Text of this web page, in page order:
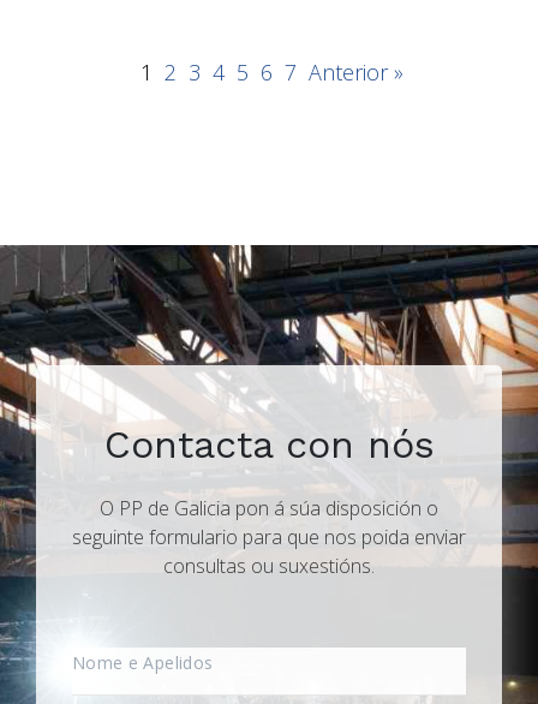
1 2 3 4 5 6 7 Anterior »
Contacta con nós
O PP de Galicia pon á súa disposición o
seguinte formulario para que nos poida enviar
consultas ou suxestións.